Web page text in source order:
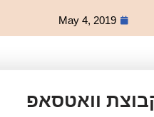
May 4, 2019
וואטסאפ